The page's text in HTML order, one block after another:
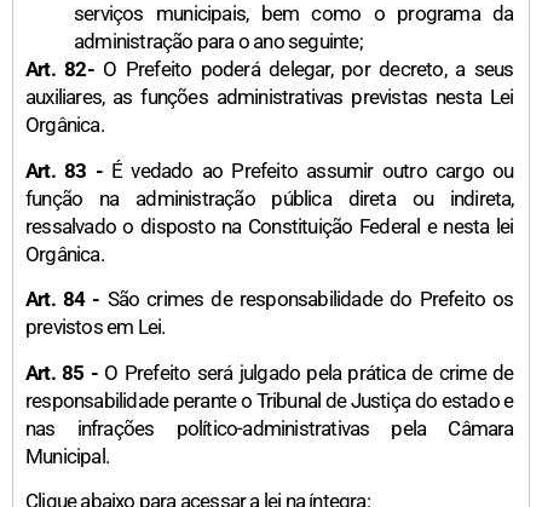
serviços municipais, bem como o programa da
administração para o ano seguinte;
Art. 82-O Prefeito poderá delegar, por decreto, a seus
auxiliares, as funções administrativas previstas nesta Lei
Orgânica.
Art. 83 -É vedado ao Prefeito assumir outro cargo ou
função na administração pública direta ou indireta,
ressalvado o disposto na Constituição Federal e nesta lei
Orgânica.
Art. 84 - São crimes de responsabilidade do Prefeito os
previstos em Lei.
Art. 85 -O Prefeito será julgado pela prática de crime de
responsabilidade perante o Tribunal de Justiça do estado e
nas infrações político-administrativas pela Câmara
Municipal.
Clique abaixo para acessar a lei na íntegra: